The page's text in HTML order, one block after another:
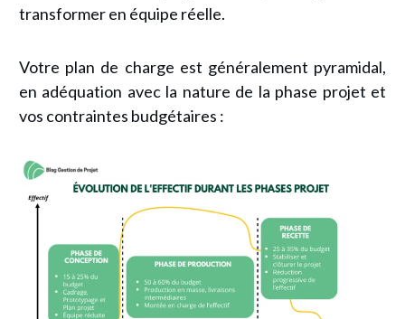
transformer en équipe réelle.
Votre plan de charge est généralement pyramidal,
en adéquation avec la nature de la phase projet et
vos contraintes budgétaires :